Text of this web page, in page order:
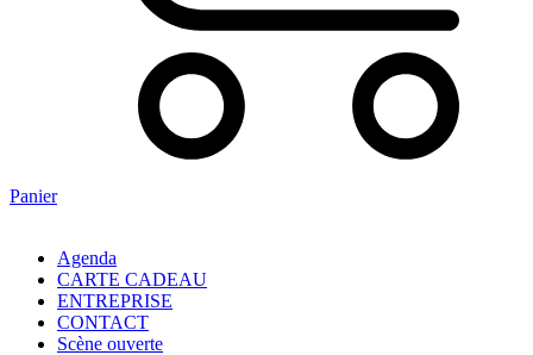
Panier
Agenda
CARTE CADEAU
ENTREPRISE
CONTACT
Scène ouverte